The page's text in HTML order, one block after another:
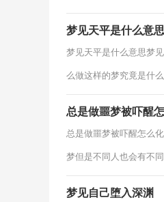
梦见天平是什么意思
梦见天平是什么意思梦
么做这样的梦究竟是什
总是做噩梦被吓醒
总是做噩梦被吓醒怎么
梦但是不同人也会有不
梦见自己堕入深渊